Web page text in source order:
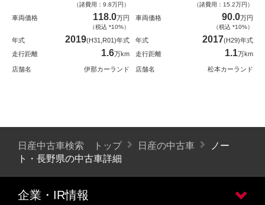
（諸費用：9.8万円）
車両価格 118.0万円
（税込 *10%）
年式 2019(H31,R01)年式
走行距離
1.6万km
店舗名 伊那カーランド
（諸費用：15.2万円）
車両価格 90.0万円
（税込 *10%）
年式 2017(H29)年式
走行距離
1.1万km
店舗名 松本カーランド
日産中古車検索 トップ 日産の中古車
ノー
ト・長野県の中古車詳細
企業・IR情報